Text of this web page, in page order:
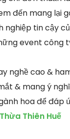
đến mang lại
nghiệp tin cậy
event công
nghề cao &
& mang ý
hoa để đáp
Thiên Huế